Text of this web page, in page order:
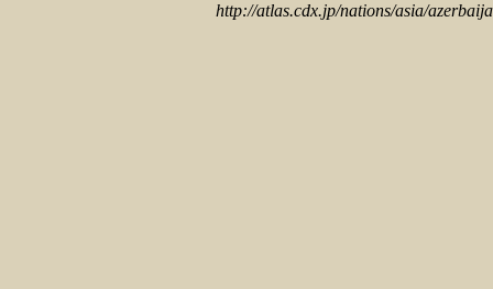
http://atlas.cdx.jp/nations/asia/